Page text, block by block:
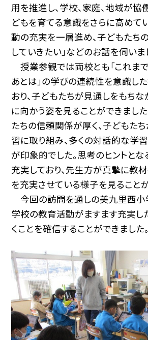
用を推進し、学校、家庭、地域が協
どもを育てる意識をさらに高めて
動の充実を一層進め、子どもたち
していきたい」などのお話を伺いま
授業参観では両校とも「これまで
あとは」の学びの連続性を意識し
おり、子どもたちが見通しをもち
に向かう姿を見ることができまし
たちの信頼関係が厚く、子どもた
習に取り組み、多くの対話的な学
が印象的でした。思考のヒントとな
充実しており、先生方が真摯に教
を充実させている様子を見ること
今回の訪問を通しの美九里西小
学校の教育活動がますます充実し
くことを確信することができました。